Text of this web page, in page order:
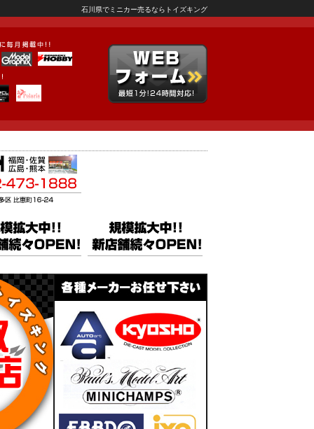
石川県でミニカー売るならトイズキング